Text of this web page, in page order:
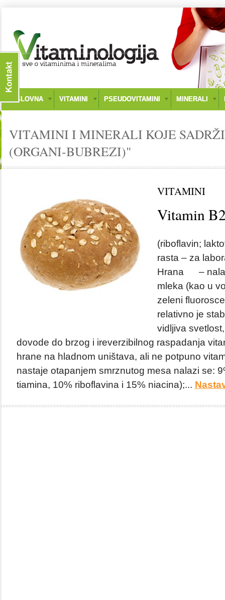
NASLOVNA VITAMINI PSEUDOVITAMINI MINERALI
VITAMINI I MINERALI KOJE
(ORGANI-BUBREZI)"
VITAMINI
Vitamin
(riboflavin;
rasta – za
Hrana –
mleka (kao u
zeleni
relativno je
vidljiva
dovode do brzog i ireverzibilnog raspadanja
hrane na hladnom uništava, ali ne potpuno
nastaje otapanjem smrznutog mesa nalazi se:
tiamina, 10% riboflavina i 15% niacina);...